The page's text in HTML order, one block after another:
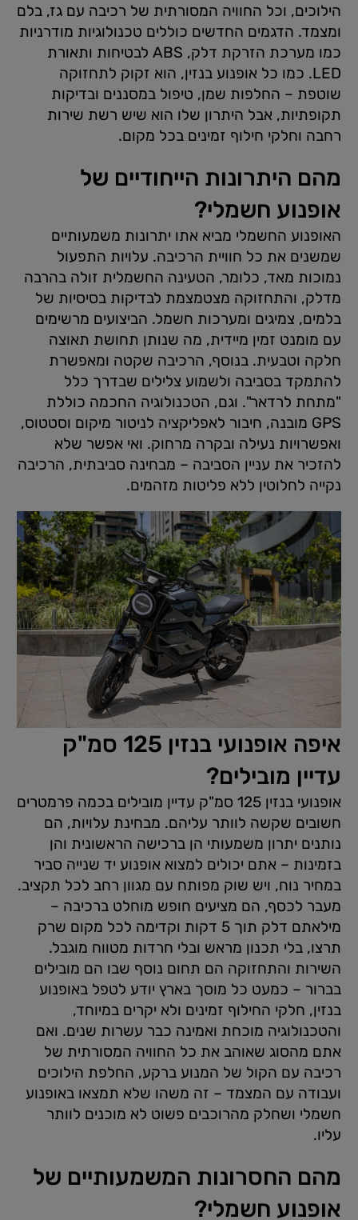
הילוכים, וכל החוויה המסורתית של רכיבה עם גז, בלם
ומצמד. הדגמים החדשים כוללים טכנולוגיות מודרניות
כמו מערכת הזרקת דלק, ABS לבטיחות ותאורת
LED. כמו כל אופנוע בנזין, הוא זקוק לתחזוקה
שוטפת – החלפות שמן, טיפול במסננים ובדיקות
תקופתיות, אבל היתרון שלו הוא שיש רשת שירות
רחבה וחלקי חילוף זמינים בכל מקום.
מהם היתרונות הייחודיים של
אופנוע חשמלי?
האופנוע החשמלי מביא אתו יתרונות משמעותיים
שמשנים את כל חוויית הרכיבה. עלויות התפעול
נמוכות מאד, כלומר, הטעינה החשמלית זולה בהרבה
מדלק, והתחזוקה מצטמצמת לבדיקות בסיסיות של
בלמים, צמיגים ומערכות חשמל. הביצועים מרשימים
עם מומנט זמין מיידית, מה שנותן תחושת תאוצה
חלקה וטבעית. בנוסף, הרכיבה שקטה ומאפשרת
להתמקד בסביבה ולשמוע צלילים שבדרך כלל
"מתחת לרדאר". וגם, הטכנולוגיה החכמה כוללת
GPS מובנה, חיבור לאפליקציה לניטור מיקום וסטטוס,
ואפשרויות נעילה ובקרה מרחוק. ואי אפשר שלא
להזכיר את עניין הסביבה – מבחינה סביבתית, הרכיבה
נקייה לחלוטין ללא פליטות מזהמים.
איפה אופנועי בנזין 125 סמ"ק
עדיין מובילים?
אופנועי בנזין 125 סמ"ק עדיין מובילים בכמה פרמטרים
חשובים שקשה לוותר עליהם. מבחינת עלויות, הם
נותנים יתרון משמעותי הן ברכישה הראשונית והן
בזמינות – אתם יכולים למצוא אופנוע יד שנייה סביר
במחיר נוח, ויש שוק מפותח עם מגוון רחב לכל תקציב.
מעבר לכסף, הם מציעים חופש מוחלט ברכיבה –
מילאתם דלק תוך 5 דקות וקדימה לכל מקום שרק
תרצו, בלי תכנון מראש ובלי חרדות מטווח מוגבל.
השירות והתחזוקה הם תחום נוסף שבו הם מובילים
בברור – כמעט כל מוסך בארץ יודע לטפל באופנוע
בנזין, חלקי החילוף זמינים ולא יקרים במיוחד,
והטכנולוגיה מוכחת ואמינה כבר עשרות שנים. ואם
אתם מהסוג שאוהב את כל החוויה המסורתית של
רכיבה עם הקול של המנוע ברקע, החלפת הילוכים
ועבודה עם המצמד – זה משהו שלא תמצאו באופנוע
חשמלי ושחלק מהרוכבים פשוט לא מוכנים לוותר
עליו.
מהם החסרונות המשמעותיים של
אופנוע חשמלי?